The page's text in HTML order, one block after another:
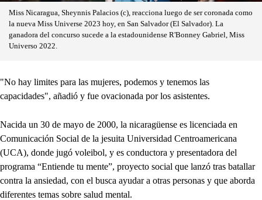
Miss Nicaragua, Sheynnis Palacios (c), reacciona luego de ser coronada como
la nueva Miss Universe 2023 hoy, en San Salvador (El Salvador). La
ganadora del concurso sucede a la estadounidense R'Bonney Gabriel, Miss
Universo 2022.
"No hay limites para las mujeres, podemos y tenemos las
capacidades", añadió y fue ovacionada por los asistentes.
Nacida un 30 de mayo de 2000, la nicaragüense es licenciada en
Comunicación Social de la jesuita Universidad Centroamericana
(UCA), donde jugó voleibol, y es conductora y presentadora del
programa “Entiende tu mente”, proyecto social que lanzó tras batallar
contra la ansiedad, con el busca ayudar a otras personas y que aborda
diferentes temas sobre salud mental.